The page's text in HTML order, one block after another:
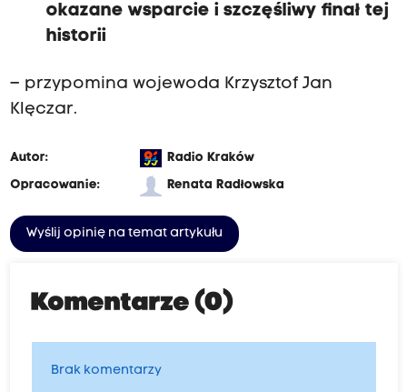
okazane wsparcie i szczęśliwy finał tej
historii
– przypomina wojewoda Krzysztof Jan
Klęczar.
Autor:
Radio Kraków
Opracowanie:
Renata Radłowska
Wyślij opinię na temat artykułu
Komentarze (0)
Brak komentarzy